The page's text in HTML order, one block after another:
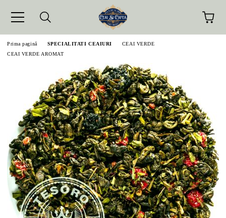
Prima pagină SPECIALITATI CEAIURI
CEAI VERDE
CEAI VERDE AROMAT